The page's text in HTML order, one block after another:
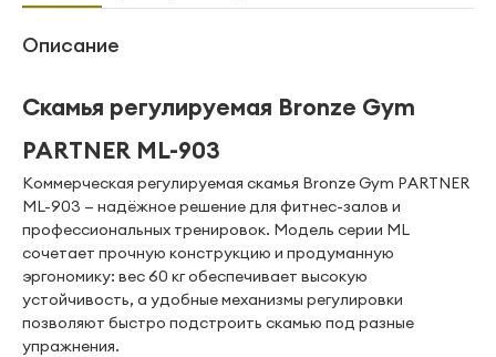
Описание
Скамья регулируемая Bronze Gym
PARTNER ML-903
Коммерческая регулируемая скамья Bronze Gym PARTNER
ML-903 — надёжное решение для фитнес-залов и
профессиональных тренировок. Модель серии ML
сочетает прочную конструкцию и продуманную
эргономику: вес 60 кг обеспечивает высокую
устойчивость, а удобные механизмы регулировки
позволяют быстро подстроить скамью под разные
упражнения.